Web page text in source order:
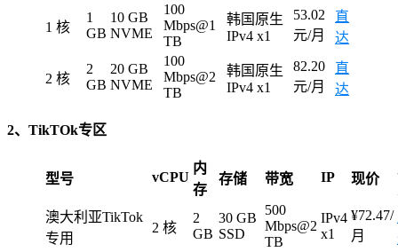
1 核
1
GB
10 GB
NVME
100
Mbps@1
TB
韩国原生
IPv4 x1
53.02
元/月
直
达
2 核
2
GB
20 GB
NVME
100
Mbps@2
TB
韩国原生
IPv4 x1
82.20
元/月
直
达
2、TikTOk专区
型号 vCPU
内
存
存储 带宽 IP 现价
澳大利亚TikTok
专用
2 核
2
GB
30 GB
SSD
500
Mbps@2
TB
IPv4
x1
¥72.47/
月